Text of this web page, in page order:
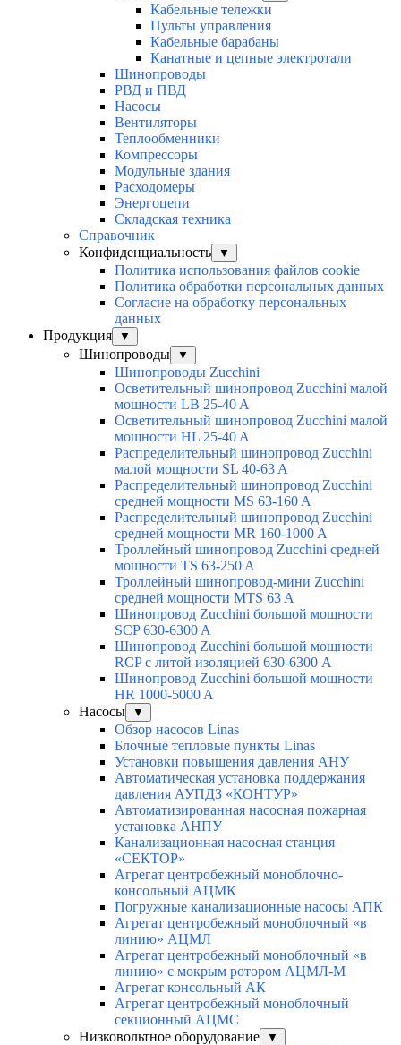
Кабельные тележки
Пульты управления
Кабельные барабаны
Канатные и цепные электротали
Шинопроводы
РВД и ПВД
Насосы
Вентиляторы
Теплообменники
Компрессоры
Модульные здания
Расходомеры
Энергоцепи
Складская техника
Справочник
Конфиденциальность
▼
Политика использования файлов cookie
Политика обработки персональных данных
Согласие на обработку персональных
данных
Продукция
▼
Шинопроводы ▼
Шинопроводы Zucchini
Осветительный шинопровод Zucchini малой
мощности LB 25-40 A
Осветительный шинопровод Zucchini малой
мощности HL 25-40 A
Распределительный шинопровод Zucchini
малой мощности SL 40-63 A
Распределительный шинопровод Zucchini
средней мощности MS 63-160 A
Распределительный шинопровод Zucchini
средней мощности MR 160-1000 A
Троллейный шинопровод Zucchini средней
мощности TS 63-250 A
Троллейный шинопровод-мини Zucchini
средней мощности MTS 63 A
Шинопровод Zucchini большой мощности
SCP 630-6300 A
Шинопровод Zucchini большой мощности
RCP с литой изоляцией 630-6300 A
Шинопровод Zucchini большой мощности
HR 1000-5000 A
Насосы
▼
Обзор насосов Linas
Блочные тепловые пункты Linas
Установки повышения давления АНУ
Автоматическая установка поддержания
давления АУПДЗ «КОНТУР»
Автоматизированная насосная пожарная
установка АНПУ
Канализационная насосная станция
«СЕКТОР»
Агрегат центробежный моноблочно-
консольный АЦМК
Погружные канализационные насосы АПК
Агрегат центробежный моноблочный «в
линию» АЦМЛ
Агрегат центробежный моноблочный «в
линию» с мокрым ротором АЦМЛ-М
Агрегат консольный АК
Агрегат центробежный моноблочный
секционный АЦМС
Низковольтное оборудование
▼